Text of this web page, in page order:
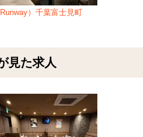
）千葉富士見町
見た求人